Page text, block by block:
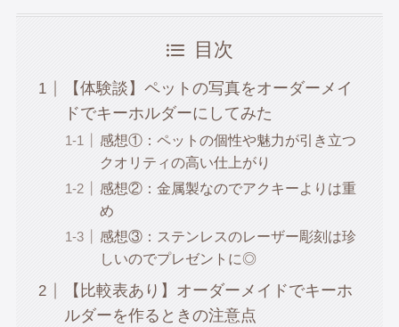
目次
【体験談】ペットの写真をオーダーメイ
ドでキーホルダーにしてみた
感想①：ペットの個性や魅力が引き立つ
クオリティの高い仕上がり
感想②：金属製なのでアクキーよりは重
め
感想③：ステンレスのレーザー彫刻は珍
しいのでプレゼントに◎
【比較表あり】オーダーメイドでキーホ
ルダーを作るときの注意点